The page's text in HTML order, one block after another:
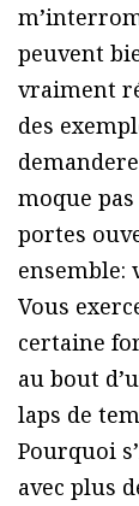
peuvent
vraiment
des
moque
portes
ensemble:
Vous
certaine
au bout
laps de
Pourquoi
avec plus